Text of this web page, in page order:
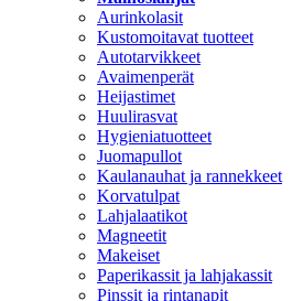
Aurinkolasit
Kustomoitavat tuotteet
Autotarvikkeet
Avaimenperät
Heijastimet
Huulirasvat
Hygieniatuotteet
Juomapullot
Kaulanauhat ja rannekkeet
Korvatulpat
Lahjalaatikot
Magneetit
Makeiset
Paperikassit ja lahjakassit
Pinssit ja rintanapit